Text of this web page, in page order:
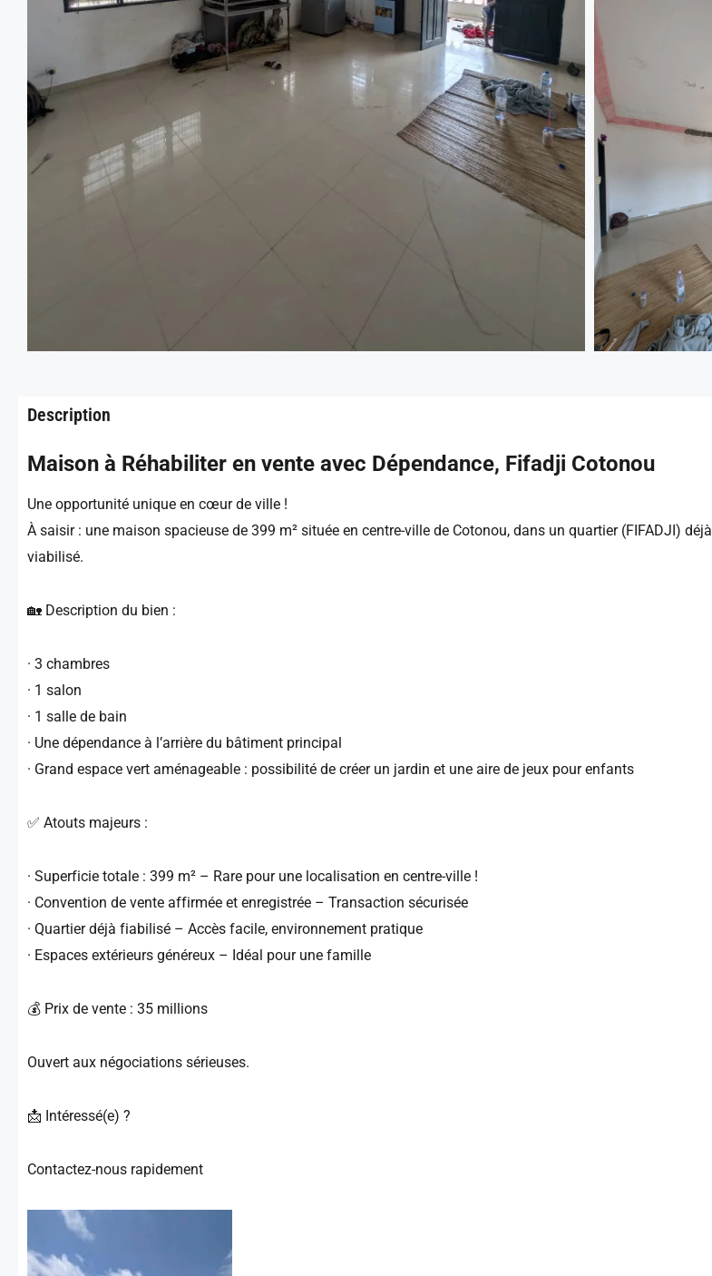
Description
Maison à Réhabiliter en vente avec Dépendance, Fifadji Cotonou
Une opportunité unique en cœur de ville !
À saisir : une maison spacieuse de 399 m² située en centre-ville de Cotonou, dans un quartier (FIFADJI) déjà
viabilisé.
🏡 Description du bien :
· 3 chambres
· 1 salon
· 1 salle de bain
· Une dépendance à l’arrière du bâtiment principal
· Grand espace vert aménageable : possibilité de créer un jardin et une aire de jeux pour enfants
✅ Atouts majeurs :
· Superficie totale : 399 m² – Rare pour une localisation en centre-ville !
· Convention de vente affirmée et enregistrée – Transaction sécurisée
· Quartier déjà fiabilisé – Accès facile, environnement pratique
· Espaces extérieurs généreux – Idéal pour une famille
💰 Prix de vente : 35 millions
Ouvert aux négociations sérieuses.
📩 Intéressé(e) ?
Contactez-nous rapidement